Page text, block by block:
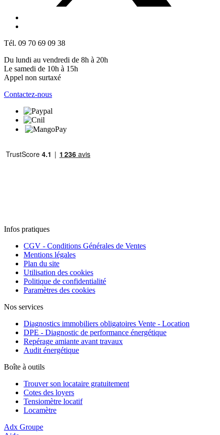
Tél. 09 70 69 09 38
Du lundi au vendredi de 8h à 20h
Le samedi de 10h à 15h
Appel non surtaxé
Contactez-nous
Infos pratiques
CGV - Conditions Générales de Ventes
Mentions légales
Plan du site
Utilisation des cookies
Politique de confidentialité
Paramètres des cookies
Nos services
Diagnostics immobiliers obligatoires Vente - Location
DPE - Diagnostic de performance énergétique
Repérage amiante avant travaux
Audit énergétique
Boîte à outils
Trouver son locataire gratuitement
Cotes des loyers
Tensiomètre locatif
Locamètre
Adx Groupe